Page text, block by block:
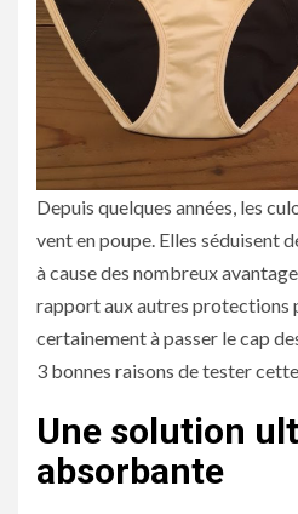
Depuis quelques années, les
vent en poupe. Elles séduisent
à cause des nombreux
rapport aux autres protections
certainement à passer le cap
3 bonnes raisons de tester
Une solution
absorbante